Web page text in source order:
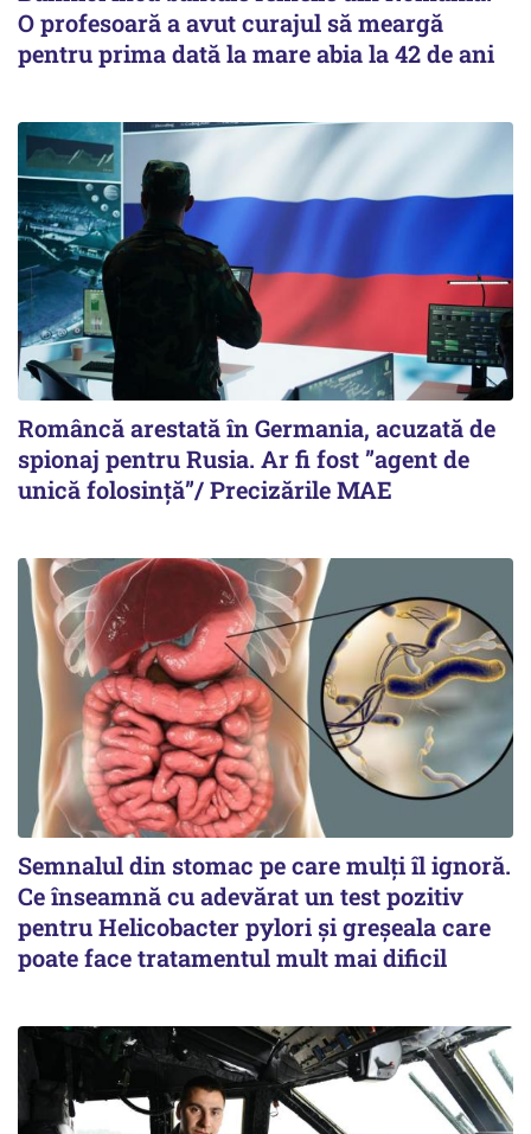
O profesoară a avut curajul să meargă
pentru prima dată la mare abia la 42 de ani
Româncă arestată în Germania, acuzată de
spionaj pentru Rusia. Ar fi fost ”agent de
unică folosință”/ Precizările MAE
Semnalul din stomac pe care mulți îl ignoră.
Ce înseamnă cu adevărat un test pozitiv
pentru Helicobacter pylori și greșeala care
poate face tratamentul mult mai dificil